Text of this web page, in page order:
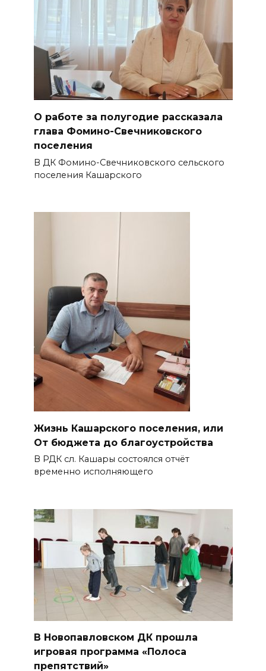
О работе за полугодие рассказала
глава Фомино-Свечниковского
поселения
В ДК Фомино-Свечниковского сельского
поселения Кашарского
Жизнь Кашарского поселения, или
От бюджета до благоустройства
В РДК сл. Кашары состоялся отчёт
временно исполняющего
В Новопавловском ДК прошла
игровая программа «Полоса
препятствий»